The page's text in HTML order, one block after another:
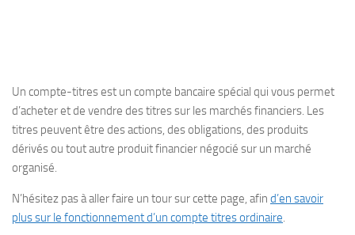
Un compte-titres est un compte bancaire spécial qui vous permet
d’acheter et de vendre des titres sur les marchés financiers. Les
titres peuvent être des actions, des obligations, des produits
dérivés ou tout autre produit financier négocié sur un marché
organisé.
N’hésitez pas à aller faire un tour sur cette page, afin d’en savoir
plus sur le fonctionnement d’un compte titres ordinaire.